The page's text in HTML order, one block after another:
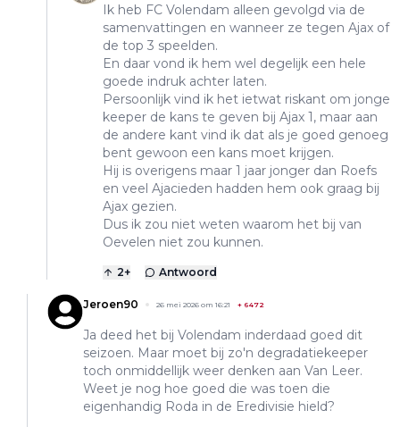
Ik heb FC Volendam alleen gevolgd via de
samenvattingen en wanneer ze tegen Ajax of
de top 3 speelden.
En daar vond ik hem wel degelijk een hele
goede indruk achter laten.
Persoonlijk vind ik het ietwat riskant om jonge
keeper de kans te geven bij Ajax 1, maar aan
de andere kant vind ik dat als je goed genoeg
bent gewoon een kans moet krijgen.
Hij is overigens maar 1 jaar jonger dan Roefs
en veel Ajacieden hadden hem ook graag bij
Ajax gezien.
Dus ik zou niet weten waarom het bij van
Oevelen niet zou kunnen.
2+ Antwoord
Jeroen90 26 mei 2026 om 16:21 + 6472
Ja deed het bij Volendam inderdaad goed dit
seizoen. Maar moet bij zo'n degradatiekeeper
toch onmiddellijk weer denken aan Van Leer.
Weet je nog hoe goed die was toen die
eigenhandig Roda in de Eredivisie hield?